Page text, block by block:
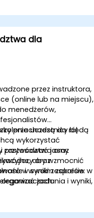
dla
przez instruktora,
(online lub na miejscu),
menedżerów,
przechodzą do ról
wykorzystać
przywództwa oraz
aby wzmocnić
i wyniki zespołów w
uczestnicy będą
zastosować jasny
oraz
w swoim zakresie.
zadania i wyniki,
i konstruktywne